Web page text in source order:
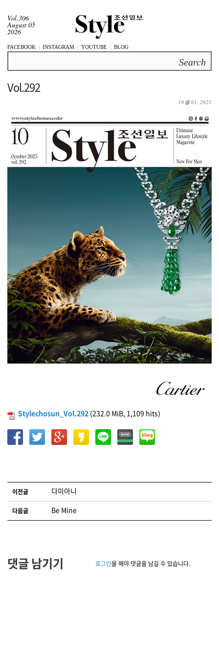
Vol.306
August 05
2026
FACEBOOK INSTAGRAM YOUTUBE BLOG
Vol.292
10월 01, 2025
Stylechosun_Vol.292 (232.0 MiB, 1,109 hits)
글 네비게이션
이전글 다미아니
다음글 Be Mine
댓글 남기기 로그인을 해야 댓글을 남길 수 있습니다.